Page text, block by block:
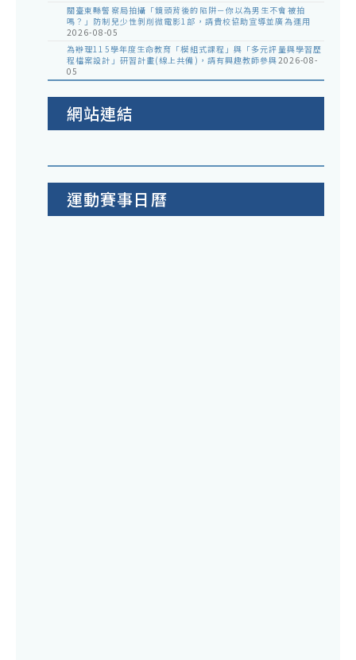
關臺東縣警察局拍攝「鏡頭背後的陷阱－你以為男生不會被拍
嗎？」防制兒少性剝削微電影1部，請貴校協助宣導並廣為運用
2026-08-05
為辦理115學年度生命教育「模組式課程」與「多元評量與學習歷
程檔案設計」研習計畫(線上共備)，請有興趣教師參與2026-08-
05
網站連結
運動賽事日曆